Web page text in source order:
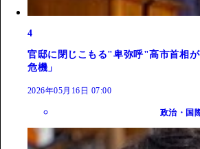
4
官邸に閉じこもる"卑弥呼"高市首相
危機」
2026年05月16日 07:00
政治・国